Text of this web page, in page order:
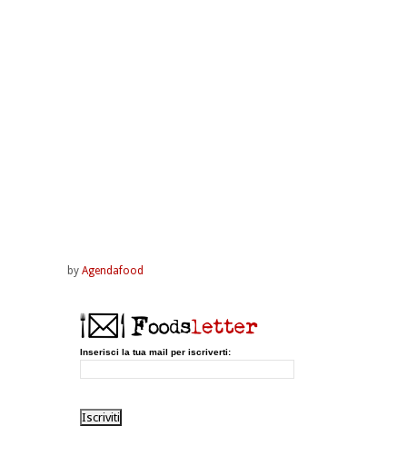
by Agendafood
Inserisci la tua mail per iscriverti: